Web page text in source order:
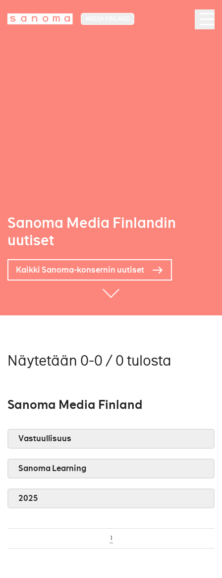
Sanoma Media Finlandin
uutiset
Kaikki Sanoma-konsernin uutiset
Näytetään 0-0 / 0 tulosta
Sanoma Media Finland
Vastuullisuus
Sanoma Learning
2025
1